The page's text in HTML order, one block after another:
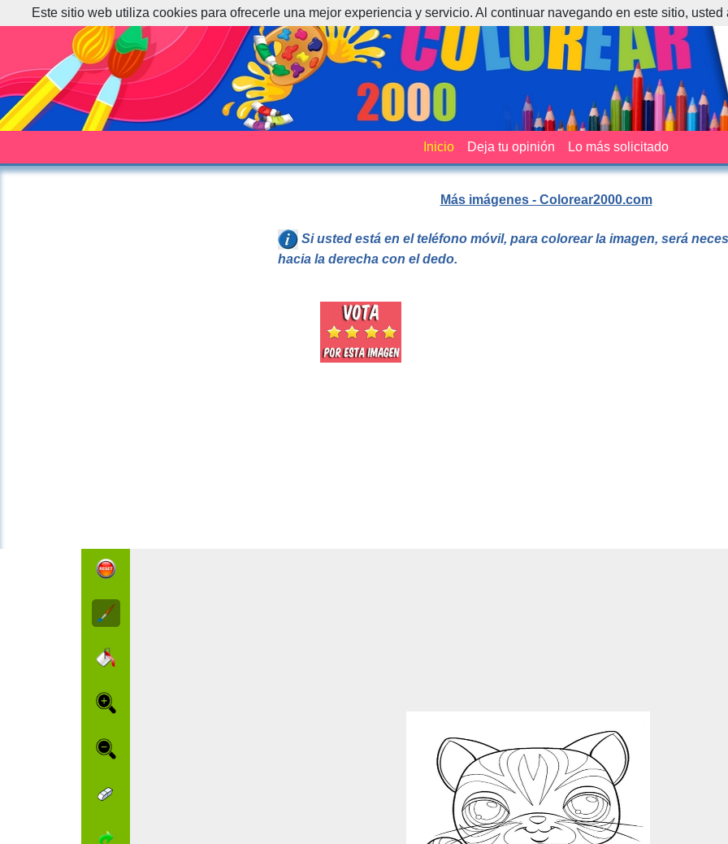
Inicio Deja tu opinión Lo más solicitado
Más imágenes - Colorear2000.com
Si usted está en el teléfono móvil, para colorear la imagen, será
hacia la derecha con el dedo.
Este sitio web utiliza cookies para ofrecerle una mejor experiencia y servicio. Al continuar navegando en este sitio,